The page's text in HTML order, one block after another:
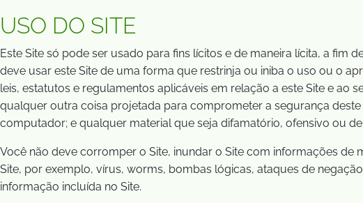
USO DO SITE
Este Site só pode ser usado para fins lícitos e de maneira lícita, a
deve usar este Site de uma forma que restrinja ou iniba o uso ou o
leis, estatutos e regulamentos aplicáveis em relação a este Site e
qualquer outra coisa projetada para comprometer a segurança
computador; e qualquer material que seja difamatório, ofensivo ou
Você não deve corromper o Site, inundar o Site com informações
Site, por exemplo, vírus, worms, bombas lógicas, ataques de
informação incluída no Site.